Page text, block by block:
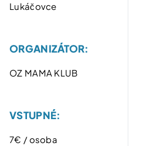
Lukáčovce
ORGANIZÁTOR:
OZ MAMA KLUB
VSTUPNÉ:
7€ / osoba